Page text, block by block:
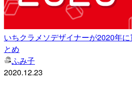
いちクラメソデザイナーが2020年
とめ
ふみ子
2020.12.23